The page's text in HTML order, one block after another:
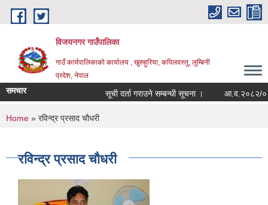
Skip to main content
विजयनगर गाउँपालिका
गाउँ कार्यपालिकाको कार्यालय , खुरुहुरिया, कपिलवस्तु, लुम्बिनी
प्रदेश, नेपाल
समचार सूची दर्ता गराउने सम्बन्धी सूचना । आ.व.२०८२/
You are here
Home » रविन्द्र प्रसाद चौधरी
रविन्द्र प्रसाद चौधरी